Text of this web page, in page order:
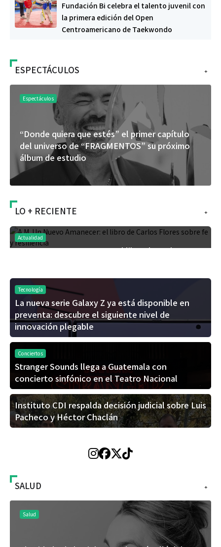
Fundación Bi celebra el talento juvenil con
la primera edición del Open
Centroamericano de Taekwondo
+
ESPECTÁCULOS
Espectáculos
“Donde quiera que estés” el primer capítulo
del universo de “FRAGMENTOS” su próximo
álbum de estudio
+
LO + RECIENTE
Actualidad
A.M. Un Nuevo Amanecer: el libro de Carlos
Tecnología
La nueva serie Galaxy Z ya está disponible en
preventa: descubre el siguiente nivel de
innovación plegable
Conciertos
Stranger Sounds llega a Guatemala con
concierto sinfónico en el Teatro Nacional
Instituto CDI respalda decisión judicial sobre Luis
Pacheco y Héctor Chaclán
+
SALUD
Salud